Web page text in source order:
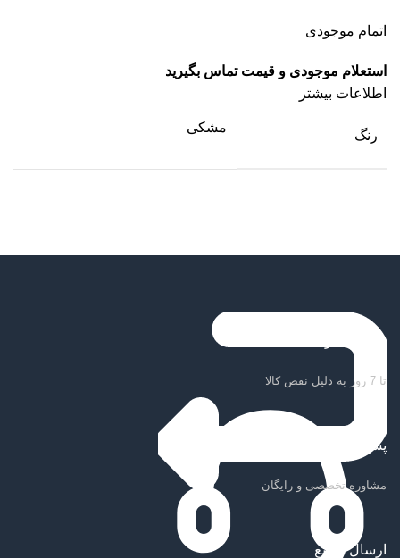
اتمام موجودی
استعلام موجودی و قیمت تماس بگیرید
اطلاعات بیشتر
رنگ
مشکی
ضمانت بازگشت کالا
تا 7 روز به دلیل نقص کالا
پشتیبانی سریع
مشاوره تخصصی و رایگان
ارسال سریع